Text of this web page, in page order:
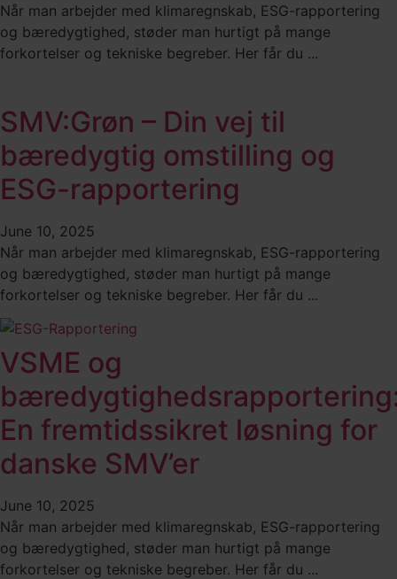
Når man arbejder med klimaregnskab, ESG-rapportering
og bæredygtighed, støder man hurtigt på mange
forkortelser og tekniske begreber. Her får du ...
SMV:Grøn – Din vej til
bæredygtig omstilling og
ESG-rapportering
June 10, 2025
Når man arbejder med klimaregnskab, ESG-rapportering
og bæredygtighed, støder man hurtigt på mange
forkortelser og tekniske begreber. Her får du ...
VSME og
En fremtidssikret løsning for
danske SMV’er
June 10, 2025
Når man arbejder med klimaregnskab, ESG-rapportering
og bæredygtighed, støder man hurtigt på mange
forkortelser og tekniske begreber. Her får du ...